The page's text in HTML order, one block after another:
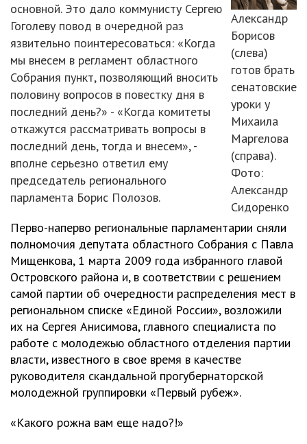
Александр
Борисов
(слева)
готов брать
сенатовские
уроки у
Михаила
Маргелова
(справа).
Фото:
Александр
Сидоренко
основной. Это дало коммунисту Сергею
Гоголеву повод в очередной раз
язвительно поинтересоваться: «Когда
мы внесем в регламент областного
Собрания пункт, позволяющий вносить
половину вопросов в повестку дня в
последний день?» - «Когда комитеты
откажутся рассматривать вопросы в
последний день, тогда и внесем», -
вполне серьезно ответил ему
председатель регионального
парламента Борис Полозов.
Перво-наперво региональные парламентарии сняли
полномочия депутата областного Собрания с Павла
Мищенкова, 1 марта 2009 года избранного главой
Островского района и, в соответствии с решением
самой партии об очередности распределения мест в
региональном списке «Единой России», возложили
их на Сергея Анисимова, главного специалиста по
работе с молодежью областного отделения партии
власти, известного в свое время в качестве
руководителя скандальной прогубернаторской
молодежной группировки «Первый рубеж».
«Какого рожна вам еще надо?!»